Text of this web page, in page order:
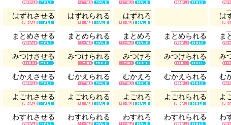
はずれさせる はずれられる はずれろ は
ま とめさせる ま とめられる ま とめろ ま とめられる ま
みつけさせる みつけられる みつけろ みつけられる み
むかえ させる むかえ られる むかえ ろ むかえ られる む
よ ごれさせる よ ごれられる よ ごれろ よ ごれられる よ
わすれさせる わすれられる わすれろ わすれられる わ